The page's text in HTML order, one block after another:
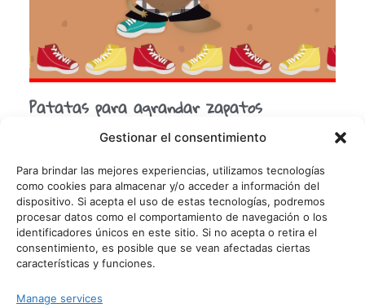
Gestionar el consentimiento
Para brindar las mejores experiencias, utilizamos tecnologías
como cookies para almacenar y/o acceder a información del
dispositivo. Si acepta el uso de estas tecnologías, podremos
procesar datos como el comportamiento de navegación o los
identificadores únicos en este sitio. Si no acepta o retira el
consentimiento, es posible que se vean afectadas ciertas
características y funciones.
Manage services
Patatas para agrandar zapatos
¿Sabías que puedes utilizar patatas para agrandar los
son un alimento esencial en toda cocina que
© Sr. Potato 2026
Políticas de privacidad
Méndez Álvaro 24, 28045 Madrid. Teléfono